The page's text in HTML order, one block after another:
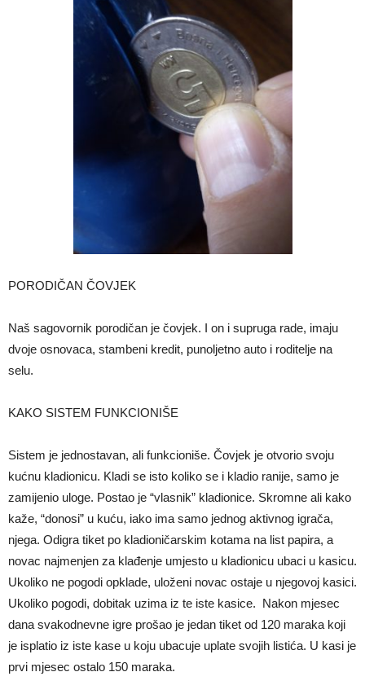
PORODIČAN ČOVJEK
Naš sagovornik porodičan je čovjek. I on i supruga rade, imaju
dvoje osnovaca, stambeni kredit, punoljetno auto i roditelje na
selu.
KAKO SISTEM FUNKCIONIŠE
Sistem je jednostavan, ali funkcioniše. Čovjek je otvorio svoju
kućnu kladionicu. Kladi se isto koliko se i kladio ranije, samo je
zamijenio uloge. Postao je “vlasnik” kladionice. Skromne ali kako
kaže, “donosi” u kuću, iako ima samo jednog aktivnog igrača,
njega. Odigra tiket po kladioničarskim kotama na list papira, a
novac najmenjen za klađenje umjesto u kladionicu ubaci u kasicu.
Ukoliko ne pogodi opklade, uloženi novac ostaje u njegovoj kasici.
Ukoliko pogodi, dobitak uzima iz te iste kasice. Nakon mjesec
dana svakodnevne igre prošao je jedan tiket od 120 maraka koji
je isplatio iz iste kase u koju ubacuje uplate svojih listića. U kasi je
prvi mjesec ostalo 150 maraka.